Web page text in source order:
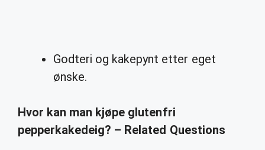
Godteri og kakepynt etter eget
ønske.
Hvor kan man kjøpe glutenfri
pepperkakedeig? – Related Questions